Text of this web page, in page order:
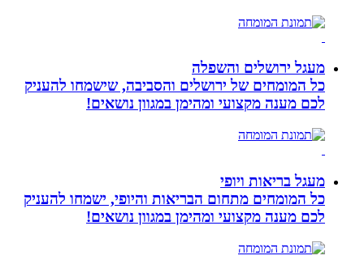
מעגל ירושלים והשפלה
כל המומחים של ירושלים והסביבה, שישמחו להעניק
לכם מענה מקצועי ומהימן במגוון נושאים!
מעגל בריאות ויופי
כל המומחים מתחום הבריאות והיופי, ישמחו להעניק
לכם מענה מקצועי ומהימן במגוון נושאים!